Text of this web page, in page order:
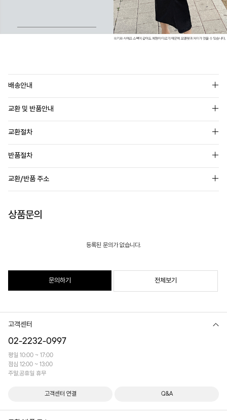
배송안내
교환 및 반품안내
교환절차
반품절차
교환/반품 주소
상품문의
등록된 문의가 없습니다.
문의하기 전체보기
고객센터
02-2232-0997
평일 10:00 ~ 17:00
점심 12:00 ~ 13:00
주말,공휴일 휴무
고객센터 연결 Q&A